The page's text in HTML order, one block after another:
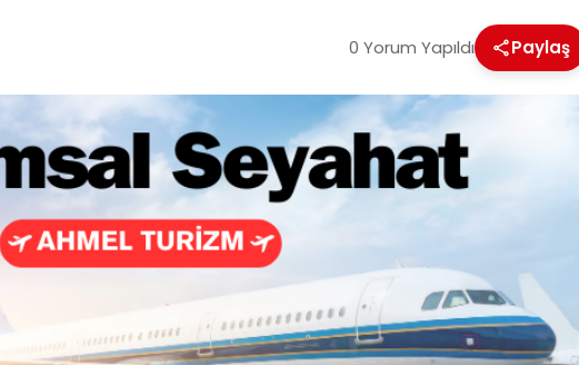
0 Yorum Yapıldı Paylaş